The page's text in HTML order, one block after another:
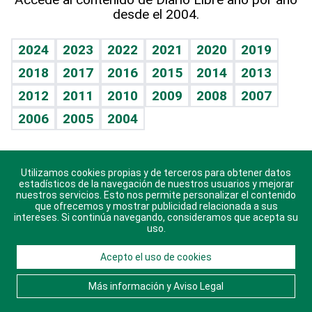
Vida y familia
Eñe
Celebrando la vida
Sin complejos
En pocas palabras
Escuchando al corazón
Economía Personal
TBT Deportivo
Guía del dinero
Horóscopos
Crucigramas
desde el 2004.
2024 2023 2022 2021 2020
2019
2018
2017 2016 2015 2014
2013
2012
2011 2010 2009 2008
2007
2006
2005 2004
Descarga nuestras aplicaciones para Android, iOS y
sistema Huawei.
© 2021 Diario Libre, todos los derechos reservados.
Consulta elAviso Legal. Ponte en Contacto
nosotros y conoce más sobre Diario Libre
Utilizamos cookies propias y de terceros para obtener datos
estadísticos de la navegación de nuestros usuarios y mejorar
nuestros servicios. Esto nos permite personalizar el contenido
que ofrecemos y mostrar publicidad relacionada a sus
intereses. Si continúa navegando, consideramos que acepta su
uso.
Acepto el uso de cookies
Más información y Aviso Legal